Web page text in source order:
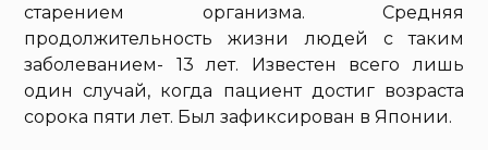
старением организма. Средняя
продолжительность жизни людей с таким
заболеванием- 13 лет. Известен всего лишь
один случай, когда пациент достиг возраста
сорока пяти лет. Был зафиксирован в Японии.